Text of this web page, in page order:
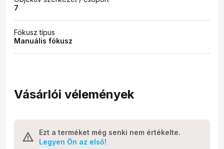
7
Fókusz típus
Manuális fókusz
Vásárlói vélemények
Ezt a terméket még senki nem értékelte.
Legyen Ön az első!